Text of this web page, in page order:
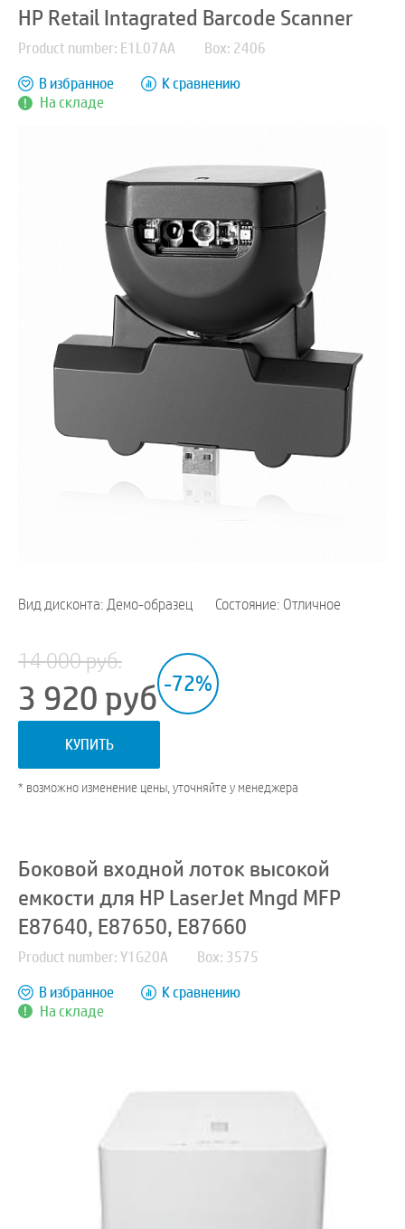
HP Retail Intagrated Barcode Scanner
Product number: E1L07AA Box: 2406
На складе
В избранное К сравнению
Вид дисконта: Демо-образец Состояние: Отличное
14 000 руб.
3 920 руб -72%
КУПИТЬ
* возможно изменение цены, уточняйте у менеджера
Боковой входной лоток высокой
емкости для HP LaserJet Mngd MFP
E87640, E87650, E87660
Product number: Y1G20A Box: 3575
На складе
В избранное К сравнению